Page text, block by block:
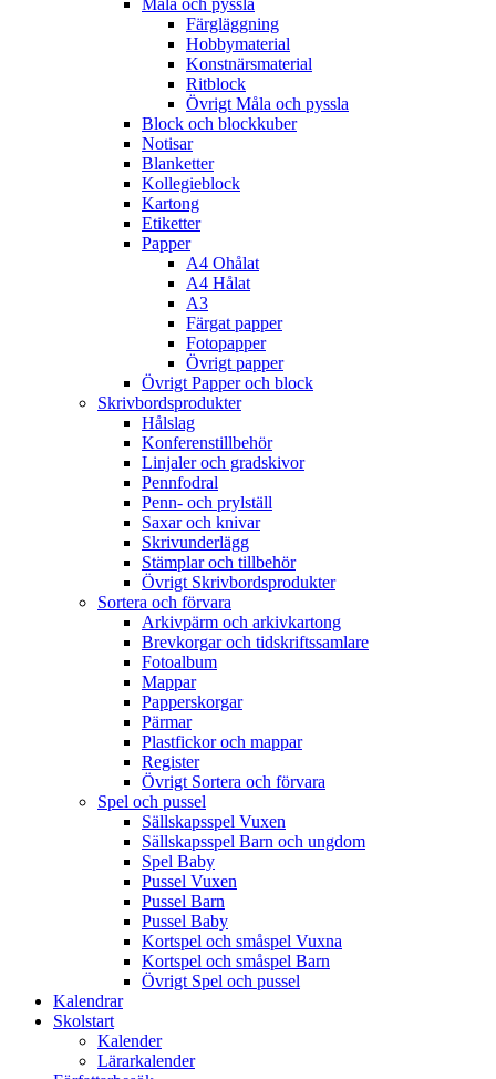
Måla och pyssla
Färgläggning
Hobbymaterial
Konstnärsmaterial
Ritblock
Övrigt Måla och pyssla
Block och blockkuber
Notisar
Blanketter
Kollegieblock
Kartong
Etiketter
Papper
A4 Ohålat
A4 Hålat
A3
Färgat papper
Fotopapper
Övrigt papper
Övrigt Papper och block
Skrivbordsprodukter
Hålslag
Konferenstillbehör
Linjaler och gradskivor
Pennfodral
Penn- och prylställ
Saxar och knivar
Skrivunderlägg
Stämplar och tillbehör
Övrigt Skrivbordsprodukter
Sortera och förvara
Arkivpärm och arkivkartong
Brevkorgar och tidskriftssamlare
Fotoalbum
Mappar
Papperskorgar
Pärmar
Plastfickor och mappar
Register
Övrigt Sortera och förvara
Spel och pussel
Sällskapsspel Vuxen
Sällskapsspel Barn och ungdom
Spel Baby
Pussel Vuxen
Pussel Barn
Pussel Baby
Kortspel och småspel Vuxna
Kortspel och småspel Barn
Övrigt Spel och pussel
Kalendrar
Skolstart
Kalender
Lärarkalender